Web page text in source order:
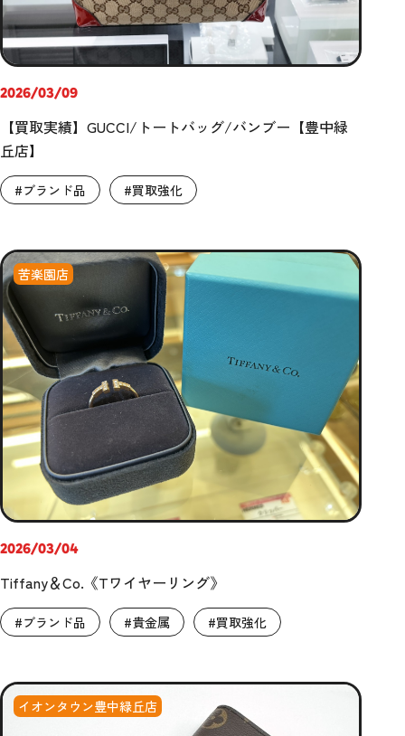
2026/03/09
【買取実績】GUCCI/トートバッグ/バンブー【豊中緑
丘店】
#ブランド品 #買取強化
苦楽園店
2026/03/04
Tiffany＆Co.《Tワイヤーリング》
#ブランド品 #貴金属 #買取強化
イオンタウン豊中緑丘店